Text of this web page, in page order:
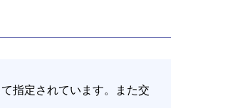
指定されています。また交